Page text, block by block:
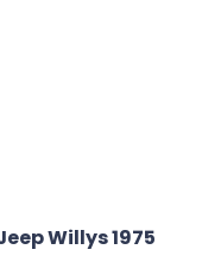
Willys 1975